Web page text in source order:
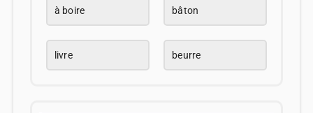
à boire bâton
livre beurre